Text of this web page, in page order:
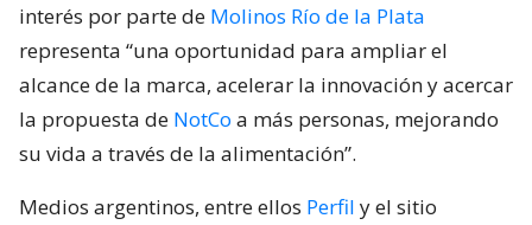
interés por parte de Molinos Río de la Plata
representa “una oportunidad para ampliar el
alcance de la marca, acelerar la innovación y acercar
la propuesta de NotCo a más personas, mejorando
su vida a través de la alimentación”.
Medios argentinos, entre ellos Perfil y el sitio